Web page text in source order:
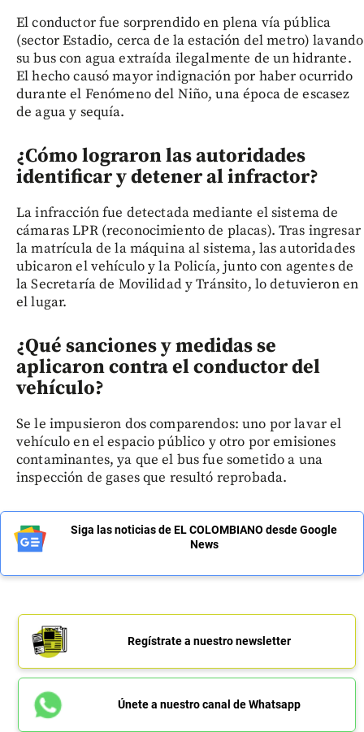
El conductor fue sorprendido en plena vía pública
(sector Estadio, cerca de la estación del metro) lavando
su bus con agua extraída ilegalmente de un hidrante.
El hecho causó mayor indignación por haber ocurrido
durante el Fenómeno del Niño, una época de escasez
de agua y sequía.
¿Cómo lograron las autoridades
identificar y detener al infractor?
La infracción fue detectada mediante el sistema de
cámaras LPR (reconocimiento de placas). Tras ingresar
la matrícula de la máquina al sistema, las autoridades
ubicaron el vehículo y la Policía, junto con agentes de
la Secretaría de Movilidad y Tránsito, lo detuvieron en
el lugar.
¿Qué sanciones y medidas se
aplicaron contra el conductor del
vehículo?
Se le impusieron dos comparendos: uno por lavar el
vehículo en el espacio público y otro por emisiones
contaminantes, ya que el bus fue sometido a una
inspección de gases que resultó reprobada.
Siga las noticias de EL COLOMBIANO desde Google
News
Regístrate a nuestro newsletter
Únete a nuestro canal de Whatsapp